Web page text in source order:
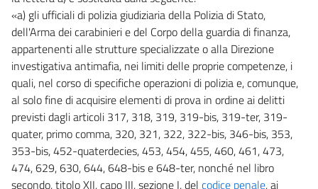
«a) gli ufficiali di polizia giudiziaria della Polizia di Stato,
dell'Arma dei carabinieri e del Corpo della guardia di finanza,
appartenenti alle strutture specializzate o alla Direzione
investigativa antimafia, nei limiti delle proprie competenze, i
quali, nel corso di specifiche operazioni di polizia e, comunque,
al solo fine di acquisire elementi di prova in ordine ai delitti
previsti dagli articoli 317, 318, 319, 319-bis, 319-ter, 319-
quater, primo comma, 320, 321, 322, 322-bis, 346-bis, 353,
353-bis, 452-quaterdecies, 453, 454, 455, 460, 461, 473,
474, 629, 630, 644, 648-bis e 648-ter, nonché nel libro
secondo, titolo XII, capo III, sezione I, del codice penale, ai